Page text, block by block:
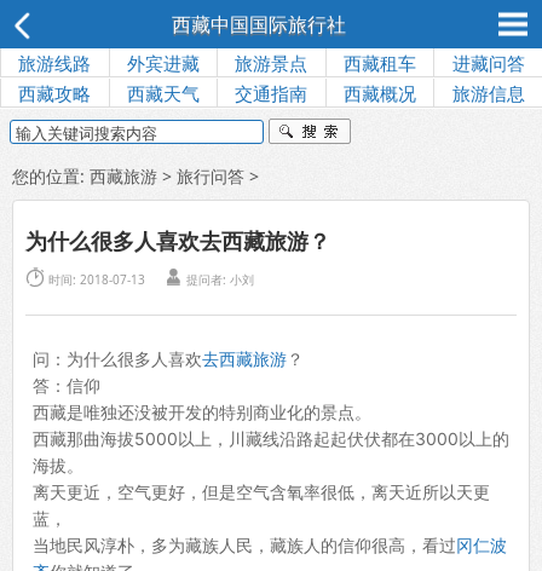
西藏中国国际旅行社
旅游线路 外宾进藏 旅游景点 西藏租车
进藏问答
西藏攻略
西藏天气 交通指南 西藏概况 旅游信息
您的位置: 西藏旅游 > 旅行问答 >
为什么很多人喜欢去西藏旅游？
 时间: 2018-07-13  提问者: 小刘
问：为什么很多人喜欢去西藏旅游 ？
答：信仰
西藏是唯独还没被开发的特别商业化的景点。
西藏那曲海拔5000以上，川藏线沿路起起伏伏都在3000以上的
海拔。
离天更近，空气更好，但是空气含氧率很低，离天近所以天更
蓝，
当地民风淳朴，多为藏族人民，藏族人的信仰很高，看过冈仁波